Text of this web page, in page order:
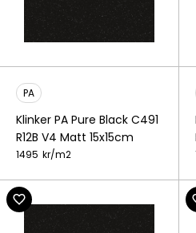
PA
Klinker PA Pure Black C491
R12B V4 Matt 15x15cm
1495 kr/m2